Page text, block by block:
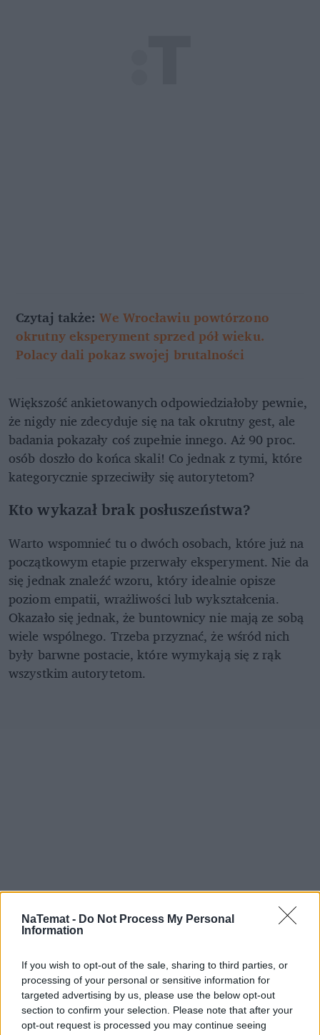
NaTemat - Do Not Process My Personal
Information
If you wish to opt-out of the sale, sharing to third parties, or
processing of your personal or sensitive information for
targeted advertising by us, please use the below opt-out
section to confirm your selection. Please note that after your
opt-out request is processed you may continue seeing
Czytaj także:We Wrocławiu powtórzono
okrutny eksperyment sprzed pół wieku.
Polacy dali pokaz swojej brutalności
Większość ankietowanych odpowiedziałoby pewnie,
że nigdy nie zdecyduje się na tak okrutny gest, ale
badania pokazały coś zupełnie innego. Aż 90 proc.
osób doszło do końca skali! Co jednak z tymi, które
kategorycznie sprzeciwiły się autorytetom?
Kto wykazał brak posłuszeństwa?
Warto wspomnieć tu o dwóch osobach, które już na
początkowym etapie przerwały eksperyment. Nie da
się jednak znaleźć wzoru, który idealnie opisze
poziom empatii, wrażliwości lub wykształcenia.
Okazało się jednak, że buntownicy nie mają ze sobą
wiele wspólnego. Trzeba przyznać, że wśród nich
były barwne postacie, które wymykają się z rąk
wszystkim autorytetom.